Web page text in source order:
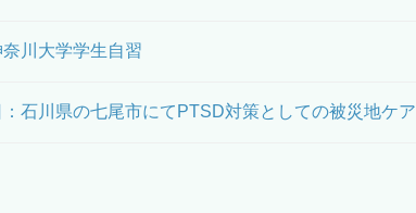
川大学学生自習
石川県の七尾市にてPTSD対策としての被災地ケア